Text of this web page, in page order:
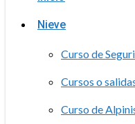
Nieve
Curso de
Cursos o
Curso de